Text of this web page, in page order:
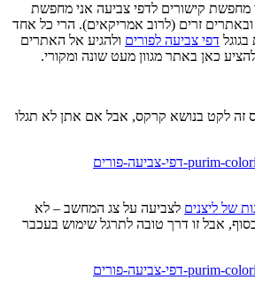
מחפשת קישורים לדפי צביעה אני מחפשת
זרים (לרוב אמריקאים). הרי כל אחד
דפי צביעה לפורים ולהגיע אל האתרים
כאן באתר מגוון מעט שונה ומקורי.
זה לקט בנושא קרקס, אבל אם אתן לא תגלו
של ליצנים לצביעה על צג המחשב – לא
אבל זו דרך טובה לתרגל שימוש בעכבר